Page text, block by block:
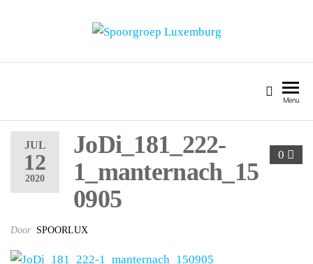
Menu
JUL
12
2020
0
JoDi_181_222-
1_manternach_15
0905
Door SPOORLUX